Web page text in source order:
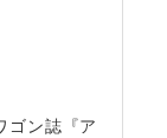
ゴン誌『ア